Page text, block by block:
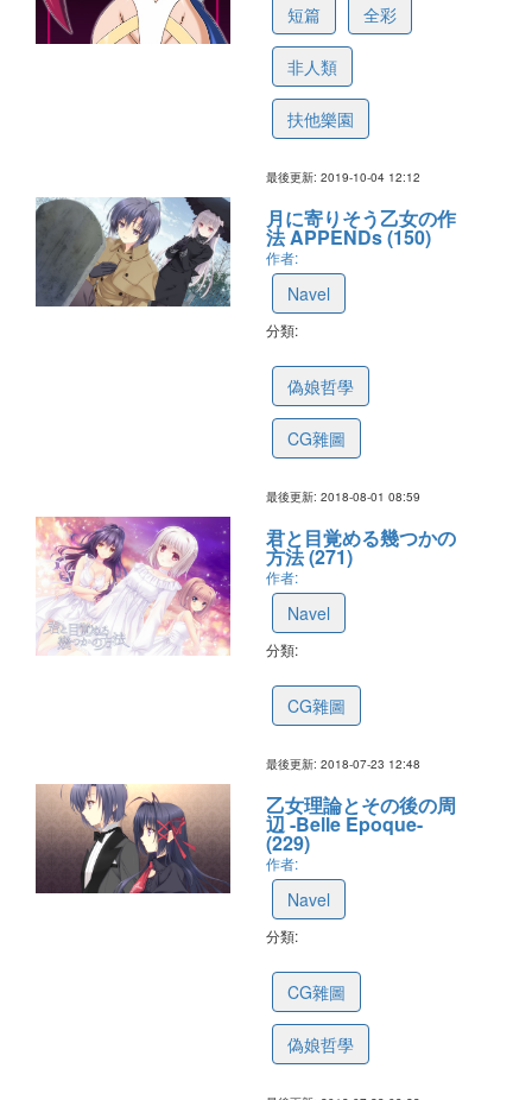
短篇 全彩
非人類
扶他樂園
最後更新: 2019-10-04 12:12
月に寄りそう乙女の作
法 APPENDs (150)
作者:
Navel
分類:
偽娘哲學
CG雜圖
最後更新: 2018-08-01 08:59
君と目覚める幾つかの
方法 (271)
作者:
Navel
分類:
CG雜圖
最後更新: 2018-07-23 12:48
乙女理論とその後の周
辺 -Belle Epoque-
(229)
作者:
Navel
分類:
CG雜圖
偽娘哲學